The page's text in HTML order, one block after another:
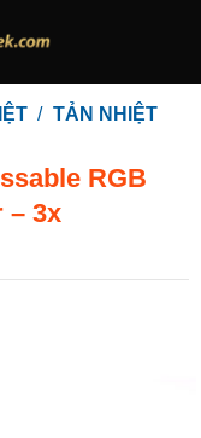
/ TẢN NHIỆT
RGB
– 3x